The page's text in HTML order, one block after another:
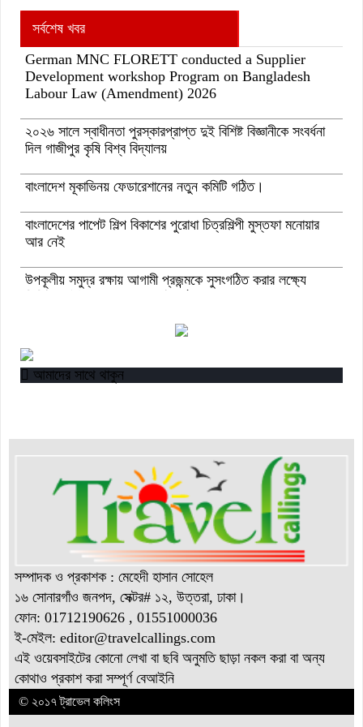
সর্বশেষ খবর
German MNC FLORETT conducted a Supplier
Development workshop Program on Bangladesh
Labour Law (Amendment) 2026
২০২৬ সালে স্বাধীনতা পুরস্কারপ্রাপ্ত দুই বিশিষ্ট বিজ্ঞানীকে সংবর্ধনা
দিল গাজীপুর কৃষি বিশ্ব বিদ্যালয়
বাংলাদেশ মূকাভিনয় ফেডারেশানের নতুন কমিটি গঠিত।
বাংলাদেশের পাপেট শিল্প বিকাশের পুরোধা চিত্রশিল্পী মুস্তফা মনোয়ার
আর নেই
উপকূলীয় সমুদ্র রক্ষায় আগামী প্রজন্মকে সুসংগঠিত করার লক্ষ্যে
“বাংলাদেশ ইনস্টিটিউট অব ট্যুরিজম অ্যান্ড হসপিটালিটি” তে ৬ মাস
মেয়াদী চারটি সার্টিফিকেট কোর্সে ভর্তি শুরু হয়েছে।
আমাদের সাথে থাকুন
সম্পাদক ও প্রকাশক : মেহেদী হাসান সোহেল
১৬ সোনারগাঁও জনপদ, সেক্টর# ১২, উত্তরা, ঢাকা।
ফোন: 01712190626 , 01551000036
ই-মেইল: editor@travelcallings.com
এই ওয়েবসাইটের কোনো লেখা বা ছবি অনুমতি ছাড়া নকল করা বা অন্য
কোথাও প্রকাশ করা সম্পূর্ণ বেআইনি
© ২০১৭ ট্রাভেল কলিংস